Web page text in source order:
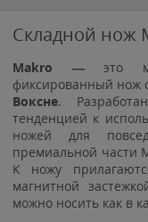
Складной нож
Makro —это
фиксированный нож
Воксне.
тенденцией к
ножей для
премиальной части
К ножу
магнитной
можно носить как в